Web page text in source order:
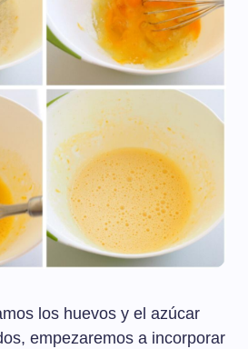
los huevos y el azúcar
empezaremos a incorporar